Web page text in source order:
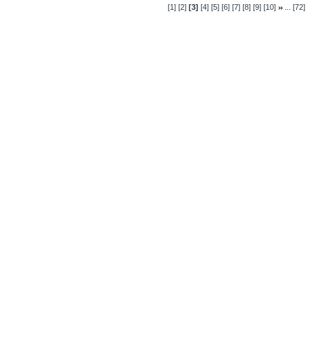
[1] [2] [3] [4] [5] [6] [7] [8] [9] [10] ...[72]